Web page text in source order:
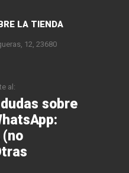
LA TIENDA
12, 23680
al:
sobre
(no